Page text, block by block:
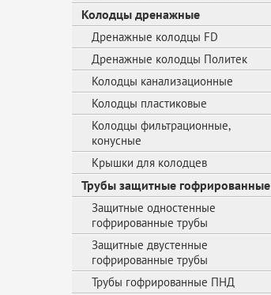
Колодцы дренажные
Дренажные колодцы FD
Дренажные колодцы Политек
Колодцы канализационные
Колодцы пластиковые
Колодцы фильтрационные,
конусные
Крышки для колодцев
Трубы защитные гофрированные
Защитные одностенные
гофрированные трубы
Защитные двустенные
гофрированные трубы
Трубы гофрированные ПНД